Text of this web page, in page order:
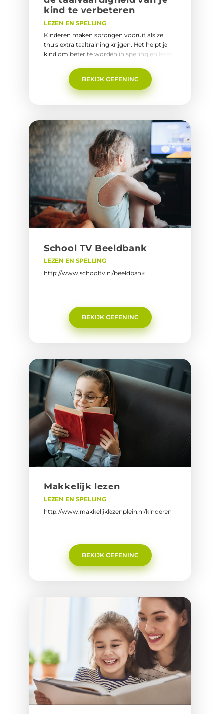
kind te ver­be­te­ren
LEZEN EN SPELLING
Kinderen maken sprongen vooruit als ze
thuis extra taaltraining krijgen. Het helpt je
kind om beter te worden in spelling en lezen.
alle leeftijden.Naar de oefeningen.
BEKIJK OEFENING
School TV Beeld­bank
LEZEN EN SPELLING
http://www.schooltv.nl/beeldbank
BEKIJK OEFENING
Mak­ke­lijk lezen
LEZEN EN SPELLING
http://www.makkelijklezenplein.nl/kinderen
BEKIJK OEFENING